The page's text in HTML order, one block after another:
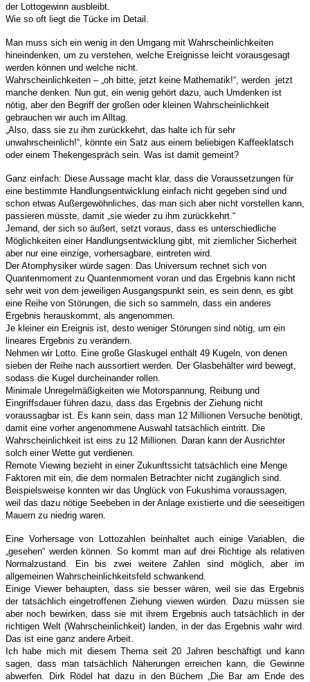
der Lottogewinn ausbleibt.
Wie so oft liegt die Tücke im Detail.
Man muss sich ein wenig in den Umgang mit Wahrscheinlichkeiten
hineindenken, um zu verstehen, welche Ereignisse leicht vorausgesagt
werden können und welche nicht.
Wahrscheinlichkeiten – „oh bitte, jetzt keine Mathematik!“, werden jetzt
manche denken. Nun gut, ein wenig gehört dazu, auch Umdenken ist
nötig, aber den Begriff der großen oder kleinen Wahrscheinlichkeit
gebrauchen wir auch im Alltag.
„Also, dass sie zu ihm zurückkehrt, das halte ich für sehr
unwahrscheinlich!“, könnte ein Satz aus einem beliebigen Kaffeeklatsch
oder einem Thekengespräch sein. Was ist damit gemeint?
Ganz einfach: Diese Aussage macht klar, dass die Voraussetzungen für
eine bestimmte Handlungsentwicklung einfach nicht gegeben sind und
schon etwas Außergewöhnliches, das man sich aber nicht vorstellen kann,
passieren müsste, damit „sie wieder zu ihm zurückkehrt.“
Jemand, der sich so äußert, setzt voraus, dass es unterschiedliche
Möglichkeiten einer Handlungsentwicklung gibt, mit ziemlicher Sicherheit
aber nur eine einzige, vorhersagbare, eintreten wird.
Der Atomphysiker würde sagen: Das Universum rechnet sich von
Quantenmoment zu Quantenmoment voran und das Ergebnis kann nicht
sehr weit von dem jeweiligen Ausgangspunkt sein, es sein denn, es gibt
eine Reihe von Störungen, die sich so sammeln, dass ein anderes
Ergebnis herauskommt, als angenommen.
Je kleiner ein Ereignis ist, desto weniger Störungen sind nötig, um ein
lineares Ergebnis zu verändern.
Nehmen wir Lotto. Eine große Glaskugel enthält 49 Kugeln, von denen
sieben der Reihe nach aussortiert werden. Der Glasbehälter wird bewegt,
sodass die Kugel durcheinander rollen.
Minimale Unregelmäßigkeiten wie Motorspannung, Reibung und
Eingriffsdauer führen dazu, dass das Ergebnis der Ziehung nicht
voraussagbar ist. Es kann sein, dass man 12 Millionen Versuche benötigt,
damit eine vorher angenommene Auswahl tatsächlich eintritt. Die
Wahrscheinlichkeit ist eins zu 12 Millionen. Daran kann der Ausrichter
solch einer Wette gut verdienen.
Remote Viewing bezieht in einer Zukunftssicht tatsächlich eine Menge
Faktoren mit ein, die dem normalen Betrachter nicht zugänglich sind.
Beispielsweise konnten wir das Unglück von Fukushima voraussagen,
weil das dazu nötige Seebeben in der Anlage existierte und die seeseitigen
Mauern zu niedrig waren.
Eine Vorhersage von Lottozahlen beinhaltet auch einige Variablen, die
„gesehen“ werden können. So kommt man auf drei Richtige als relativen
Normalzustand. Ein bis zwei weitere Zahlen sind möglich, aber im
allgemeinen Wahrscheinlichkeitsfeld schwankend.
Einige Viewer behaupten, dass sie besser wären, weil sie das Ergebnis
der tatsächlich eingetroffenen Ziehung viewen würden. Dazu müssen sie
aber noch bewirken, dass sie mit ihrem Ergebnis auch tatsächlich in der
richtigen Welt (Wahrscheinlichkeit) landen, in der das Ergebnis wahr wird.
Das ist eine ganz andere Arbeit.
Ich habe mich mit diesem Thema seit 20 Jahren beschäftigt und kann
sagen, dass man tatsächlich Näherungen erreichen kann, die Gewinne
abwerfen. Dirk Rödel hat dazu in den Büchern „Die Bar am Ende des